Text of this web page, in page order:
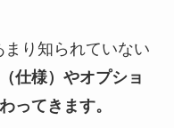
り知られていない
仕様）やオプショ
ってきます。